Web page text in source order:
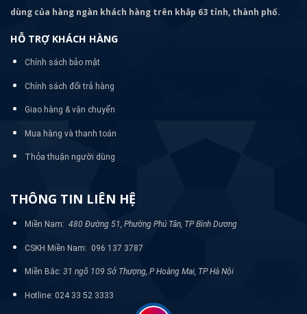
dùng của hàng ngàn khách hàng trên khắp 63 tỉnh, thành phố.
HỖ TRỢ KHÁCH HÀNG
Chính sách bảo mật
Chính sách đổi trả hàng
Giao hàng & vận chuyển
Mua hàng và thanh toán
Thỏa thuận người dùng
THÔNG TIN LIÊN HỆ
Miền Nam: 480 Đường 51, Phường Phú Tân, TP Bình Dương
CSKH Miền Nam: 096 137 3787
Miền Bắc: 31 ngõ 109 Sở Thượng, P Hoàng Mai, TP Hà Nội
Hotline: 024 33 52 3333